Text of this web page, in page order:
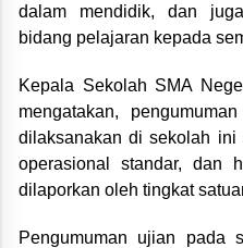
dalam mendidik, dan
bidang pelajaran kepada
Kepala Sekolah SMA
mengatakan,
dilaksanakan di sekolah ini
operasional standar, dan
dilaporkan oleh tingkat
Pengumuman ujian pada